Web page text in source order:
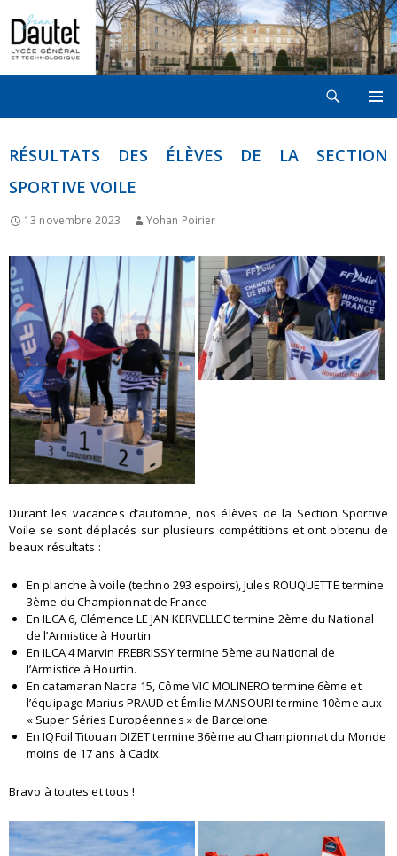
CONTENU
RÉSULTATS DES ÉLÈVES DE LA SECTION
SPORTIVE VOILE
13 novembre 2023 Yohan Poirier
Durant les vacances d’automne, nos élèves de la Section Sportive
Voile se sont déplacés sur plusieurs compétitions et ont obtenu de
beaux résultats :
En planche à voile (techno 293 espoirs), Jules ROUQUETTE termine
3ème du Championnat de France
En ILCA 6, Clémence LE JAN KERVELLEC termine 2ème du National
de l’Armistice à Hourtin
En ILCA 4 Marvin FREBRISSY termine 5ème au National de
l’Armistice à Hourtin.
En catamaran Nacra 15, Côme VIC MOLINERO termine 6ème et
l’équipage Marius PRAUD et Émilie MANSOURI termine 10ème aux
« Super Séries Européennes » de Barcelone.
En IQFoil Titouan DIZET termine 36ème au Championnat du Monde
moins de 17 ans à Cadix.
Bravo à toutes et tous !